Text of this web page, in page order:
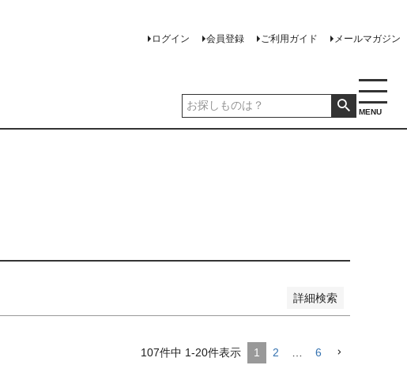
MENU
ログイン 会員登録 ご利用ガイド メールマガジン
詳細検索
107件中 1-20件表示 1 2 … 6